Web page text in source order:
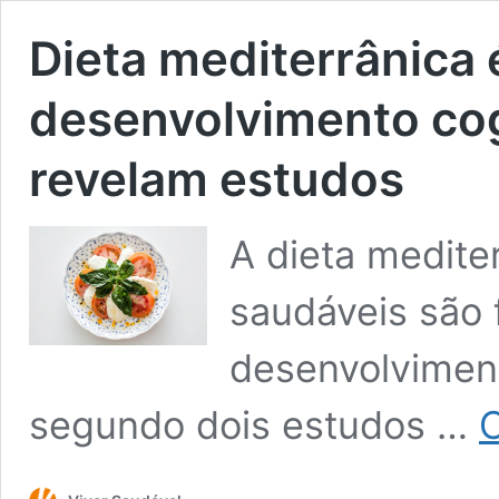
Dieta mediterrânica
desenvolvimento
revelam estudos
A dieta
saudáveis
segundo dois estudos …